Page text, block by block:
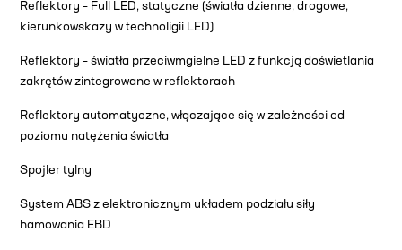
Reflektory – Full LED, statyczne (światła dzienne, drogowe,
kierunkowskazy w technoligii LED)
Reflektory – światła przeciwmgielne LED z funkcją doświetlania
zakrętów zintegrowane w reflektorach
Reflektory automatyczne, włączające się w zależności od
poziomu natężenia światła
Spojler tylny
System ABS z elektronicznym układem podziału siły
hamowania EBD